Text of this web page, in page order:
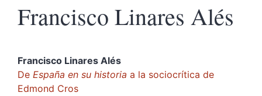
Francisco Linares Alés
Francisco Linares Alés
De España en su historia a la sociocrítica de
Edmond Cros